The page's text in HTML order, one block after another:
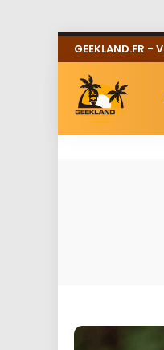
GEEKLAND.FR